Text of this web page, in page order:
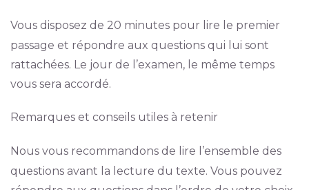
Vous disposez de 20 minutes pour lire le premier
passage et répondre aux questions qui lui sont
rattachées. Le jour de l’examen, le même temps
vous sera accordé.
Remarques et conseils utiles à retenir
Nous vous recommandons de lire l’ensemble des
questions avant la lecture du texte. Vous pouvez